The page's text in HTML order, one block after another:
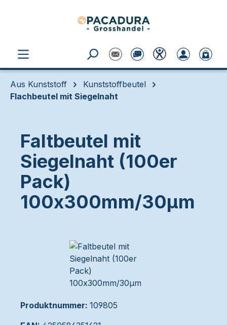
Aus Kunststoff
Kunststoffbeutel
Flachbeutel mit Siegelnaht
Faltbeutel mit
Siegelnaht (100er
Pack)
100x300mm/30µm
Produktnummer: 109805